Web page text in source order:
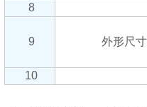
8
9 外形尺寸
10